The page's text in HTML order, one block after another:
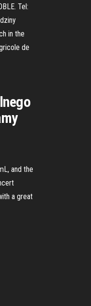
Tel:
in the
de
and the
a great